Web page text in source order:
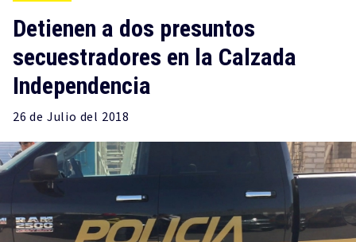
Detienen a dos presuntos
secuestradores en la Calzada
Independencia
26 de Julio del 2018